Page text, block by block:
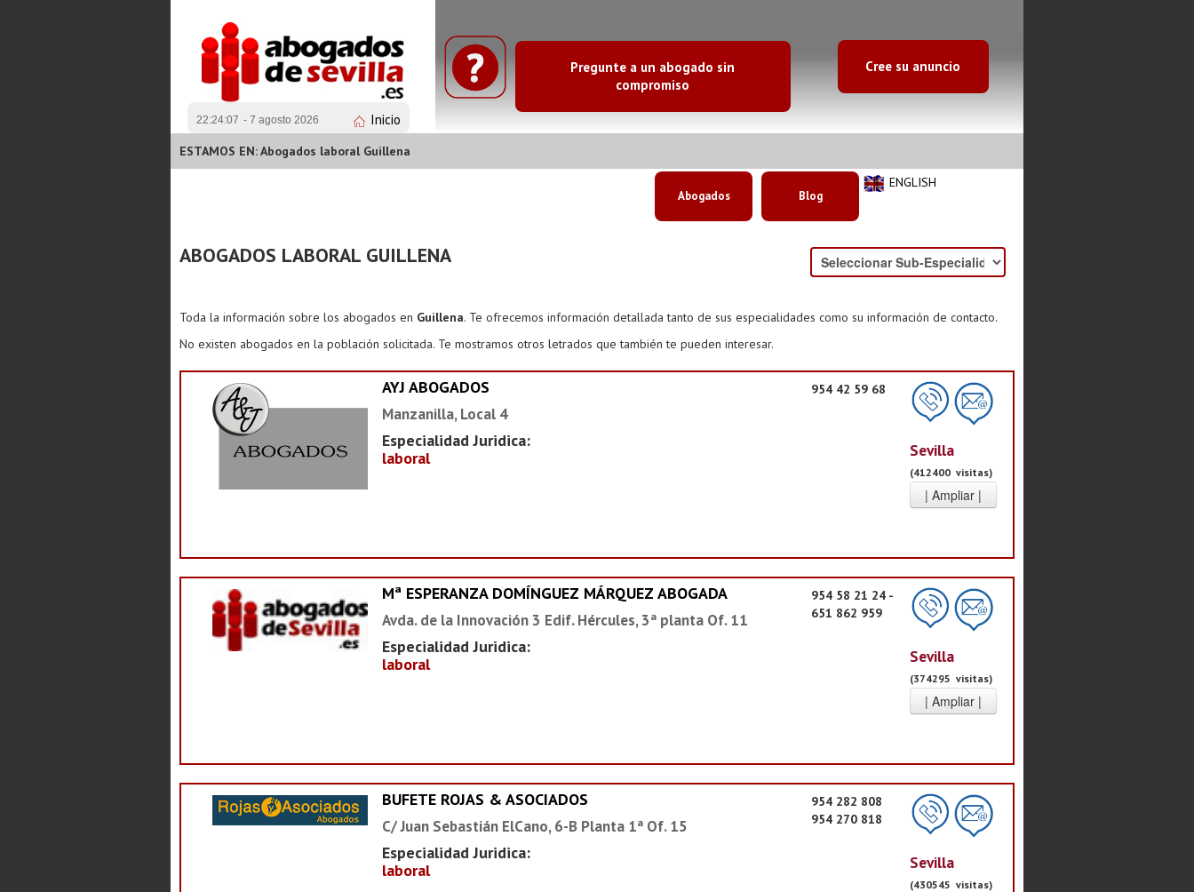
22:24:07 - 7 agosto 2026 Inicio
Pregunte a un abogado sin
compromiso
Cree su anuncio
ESTAMOS EN: Abogados laboral Guillena
ENGLISH
Abogados Blog
ABOGADOS LABORAL GUILLENA
Toda la información sobre los abogados en Guillena. Te ofrecemos información detallada tanto de sus especialidades como su información de contacto.
No existen abogados en la población solicitada. Te mostramos otros letrados que también te pueden interesar.
AYJ ABOGADOS
Manzanilla, Local 4
Especialidad Juridica:
laboral
954 42 59 68
Sevilla
(412400 visitas)
Mª ESPERANZA DOMÍNGUEZ MÁRQUEZ ABOGADA
Avda. de la Innovación 3 Edif. Hércules, 3ª planta Of. 11
Especialidad Juridica:
laboral
954 58 21 24 -
651 862 959
Sevilla
(374295 visitas)
BUFETE ROJAS & ASOCIADOS
C/ Juan Sebastián ElCano, 6-B Planta 1ª Of. 15
Especialidad Juridica:
laboral
954 282 808
954 270 818
Sevilla
(430545 visitas)